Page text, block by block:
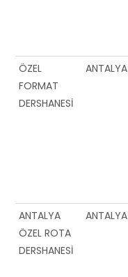
ÖZEL
FORMAT
DERSHANESİ
ANTALYA
ANTALYA
ÖZEL ROTA
DERSHANESİ
ANTALYA